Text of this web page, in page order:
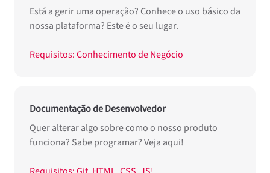
Está a gerir uma operação? Conhece o uso básico da
nossa plataforma? Este é o seu lugar.
Requisitos: Conhecimento de Negócio
Documentação de Desenvolvedor
Quer alterar algo sobre como o nosso produto
funciona? Sabe programar? Veja aqui!